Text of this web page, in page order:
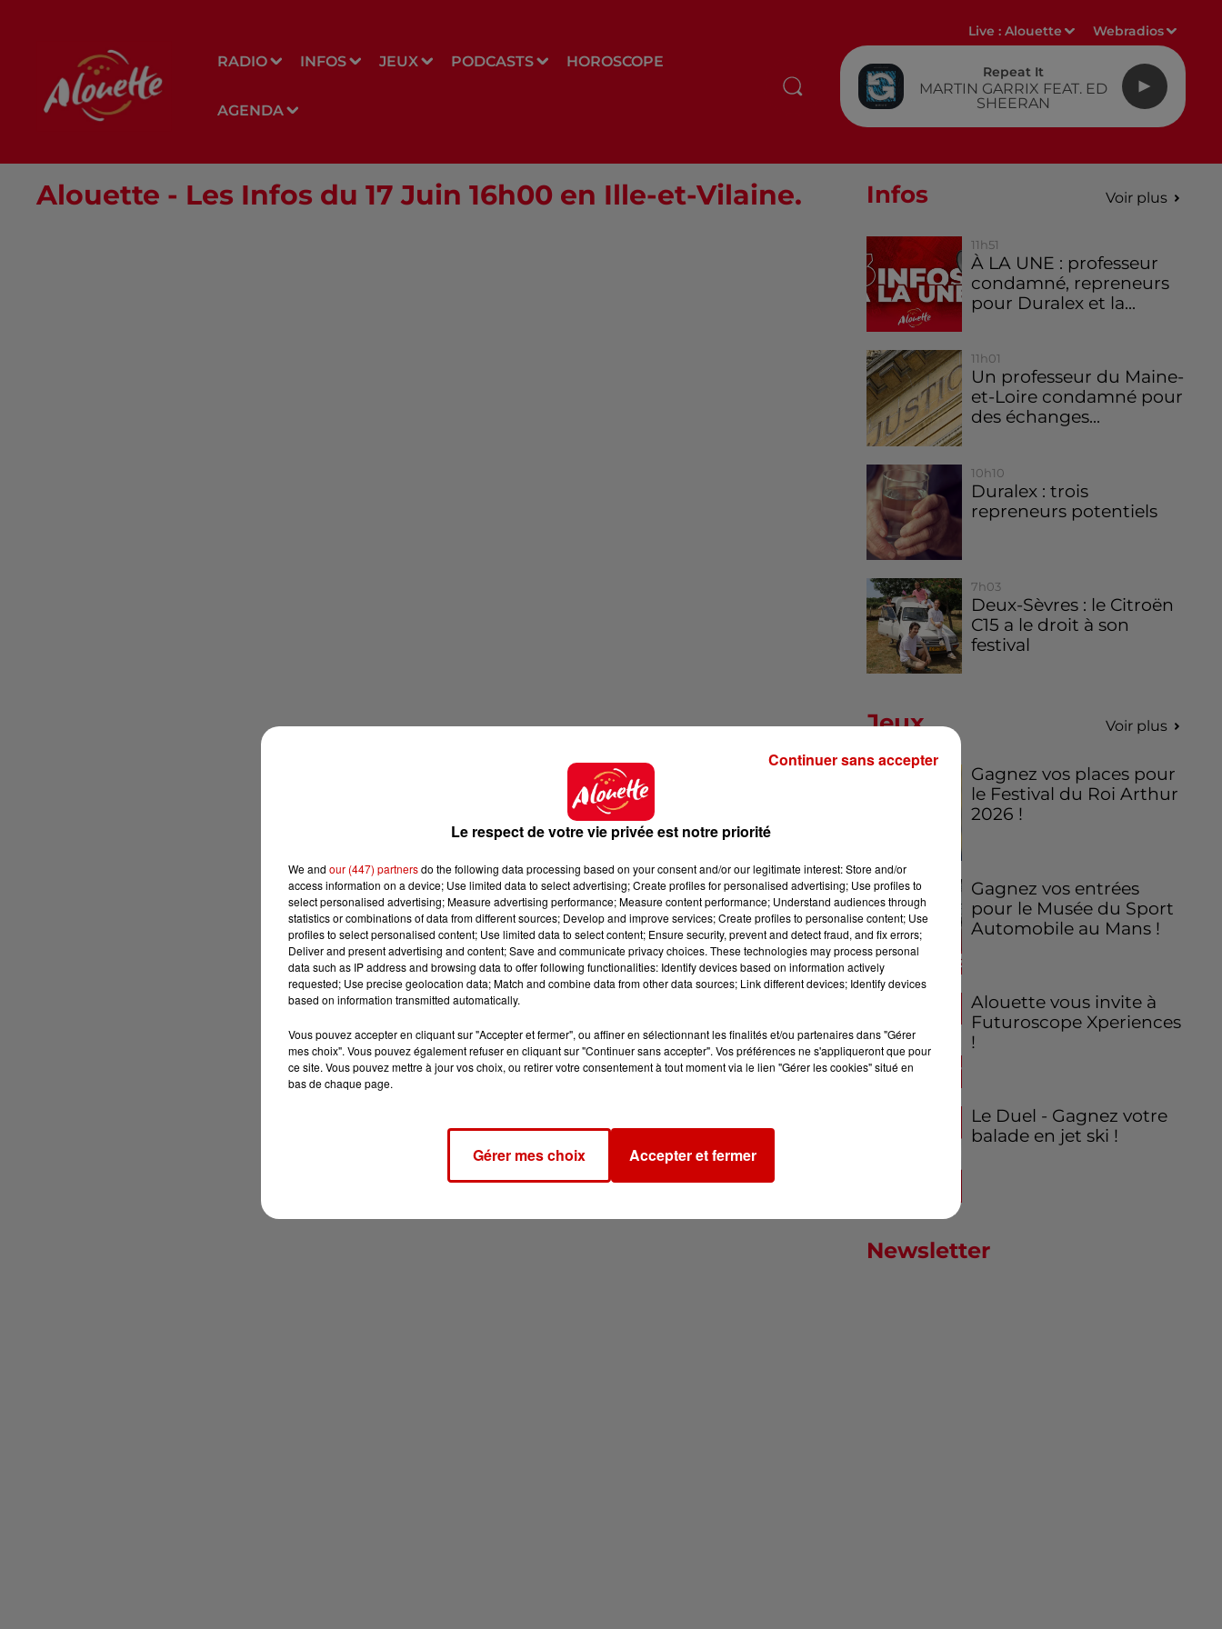
RADIO INFOS JEUX PODCASTS HOROSCOPE
AGENDA
Live :Alouette Webradios
Repeat It
MARTIN GARRIX FEAT. ED
SHEERAN
Alouette - Les Infos du 17 Juin 16h00 en Ille-et-Vilaine. Infos Voir plus
11h51
À LA UNE : professeur
condamné, repreneurs
pour Duralex et la...
11h01
Un professeur du Maine-
et-Loire condamné pour
des échanges...
10h10
Duralex : trois
repreneurs potentiels
7h03
Deux-Sèvres : le Citroën
C15 a le droit à son
festival
Jeux Voir plus
Gagnez vos places pour
le Festival du Roi Arthur
2026 !
Gagnez vos entrées
pour le Musée du Sport
Automobile au Mans !
Alouette vous invite à
Futuroscope Xperiences
!
Le Duel - Gagnez votre
balade en jet ski !
Newsletter
Le respect de votre vie privée est notre priorité
We and our (447) partnersdo the following data processing based on your consent and/or our legitimate interest: Store and/or
access information on a device; Use limited data to select advertising; Create profiles for personalised advertising; Use profiles to
select personalised advertising; Measure advertising performance; Measure content performance; Understand audiences through
statistics or combinations of data from different sources; Develop and improve services; Create profiles to personalise content; Use
profiles to select personalised content; Use limited data to select content; Ensure security, prevent and detect fraud, and fix errors;
Deliver and present advertising and content; Save and communicate privacy choices. These technologies may process personal
data such as IP address and browsing data to offer following functionalities: Identify devices based on information actively
requested; Use precise geolocation data; Match and combine data from other data sources; Link different devices; Identify devices
based on information transmitted automatically.
Vous pouvez accepter en cliquant sur "Accepter et fermer", ou affiner en sélectionnant les finalités et/ou partenaires dans "Gérer
mes choix". Vous pouvez également refuser en cliquant sur "Continuer sans accepter". Vos préférences ne s'appliqueront que pour
ce site. Vous pouvez mettre à jour vos choix, ou retirer votre consentement à tout moment via le lien "Gérer les cookies" situé en
bas de chaque page.
Gérer mes choix Accepter et fermer
Continuer sans accepter